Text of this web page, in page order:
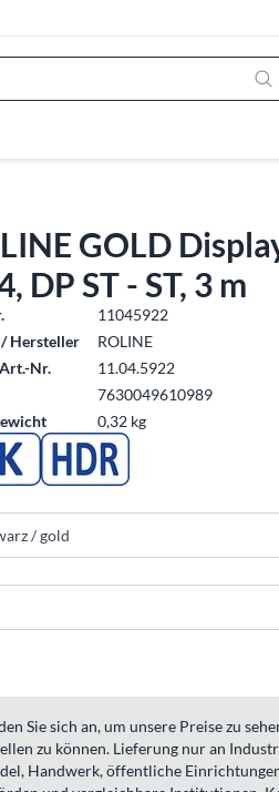
GOLD
DP ST - ST, 3 m
11045922
Hersteller
ROLINE
Nr.
11.04.5922
7630049610989
0,32 kg
Sie sich an, um unsere Preise zu
zu können. Lieferung nur an
Handwerk, öffentliche